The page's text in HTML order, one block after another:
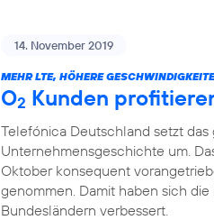
14. November 2019
MEHR LTE, HÖHERE
O2 Kunden
Telefónica Deutschland setzt
Unternehmensgeschichte um.
Oktober konsequent
genommen. Damit haben sich
Bundesländern verbessert.